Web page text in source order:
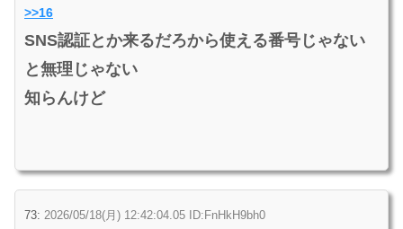
>>16
SNS認証とか来るだろから使える番号じゃない
と無理じゃない
知らんけど
73: 2026/05/18(月) 12:42:04.05 ID:FnHkH9bh0